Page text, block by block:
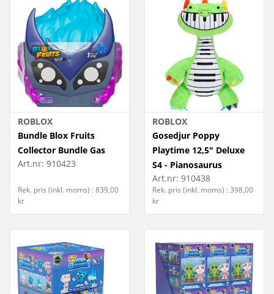
ROBLOX
Bundle Blox Fruits
Collector Bundle Gas
Art.nr: 910423
Rek. pris (inkl. moms) : 839,00
kr
ROBLOX
Gosedjur Poppy
Playtime 12,5" Deluxe
S4 - Pianosaurus
Art.nr: 910438
Rek. pris (inkl. moms) : 398,00
kr